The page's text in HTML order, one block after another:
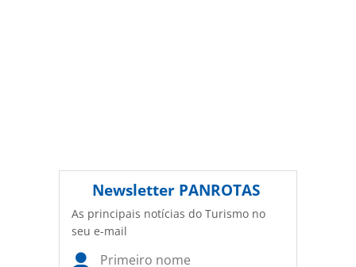
Newsletter PANROTAS
As principais notícias do Turismo no
seu e-mail